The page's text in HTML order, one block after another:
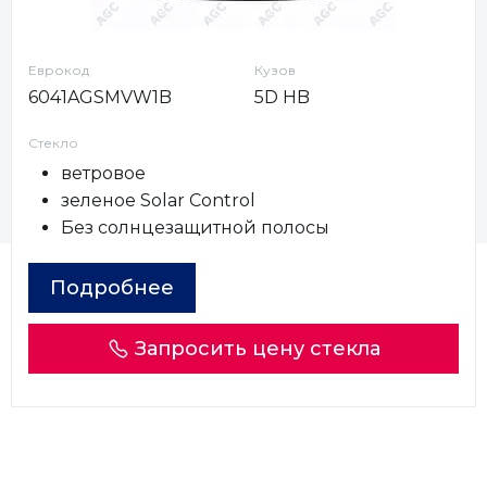
Еврокод
6041AGSMVW1B
Кузов
5D HB
Стекло
ветровое
зеленое Solar Control
Без солнцезащитной полосы
Подробнее
Запросить цену стекла